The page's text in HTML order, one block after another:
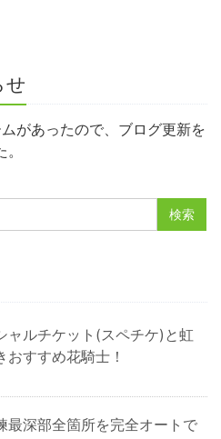
せ
があったので、ブログ更新を
ャルチケット(スペチケ)と虹
おすすめ花騎士！
最深部全箇所を完全オートで